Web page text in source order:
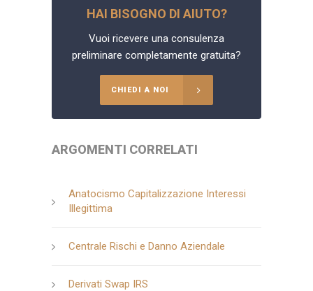
HAI BISOGNO DI AIUTO?
Vuoi ricevere una consulenza
preliminare completamente gratuita?
CHIEDI A NOI
ARGOMENTI CORRELATI
Anatocismo Capitalizzazione Interessi
Illegittima
Centrale Rischi e Danno Aziendale
Derivati Swap IRS